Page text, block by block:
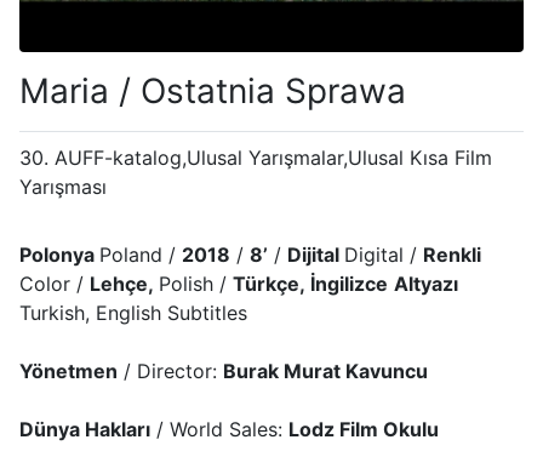
Maria / Ostatnia Sprawa
30. AUFF-katalog,Ulusal Yarışmalar,Ulusal Kısa Film
Yarışması
Polonya Poland / 2018 / 8’ / Dijital Digital / Renkli
Color / Lehçe, Polish / Türkçe, İngilizce Altyazı
Turkish, English Subtitles
Yönetmen / Director: Burak Murat Kavuncu
Dünya Hakları / World Sales: Lodz Film Okulu